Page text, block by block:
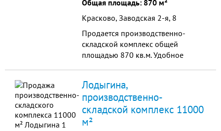
Общая площадь: 870 м²
Красково, Заводская 2-я, 8
Продается производственно-
складской комплекс общей
площадью 870 кв.м. Удобное
Егорьевского шоссе. Огороженный
Земел...
Лодыгина,
производственно-
складской комплекс 11000
м²